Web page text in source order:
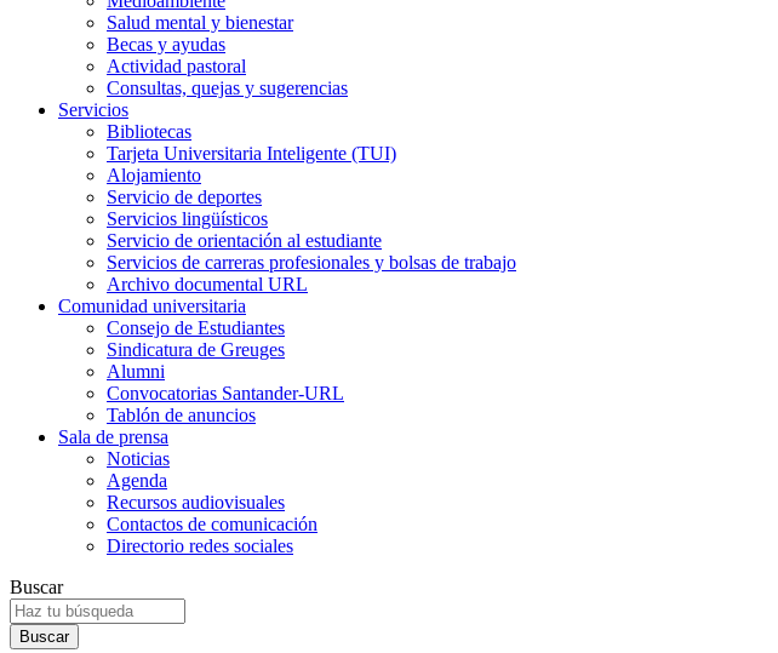
Salud mental y bienestar
Becas y ayudas
Actividad pastoral
Consultas, quejas y sugerencias
Servicios
Bibliotecas
Tarjeta Universitaria Inteligente (TUI)
Alojamiento
Servicio de deportes
Servicios lingüísticos
Servicio de orientación al estudiante
Servicios de carreras profesionales y bolsas de trabajo
Archivo documental URL
Comunidad universitaria
Consejo de Estudiantes
Sindicatura de Greuges
Alumni
Convocatorias Santander-URL
Tablón de anuncios
Sala de prensa
Noticias
Agenda
Recursos audiovisuales
Contactos de comunicación
Directorio redes sociales
Buscar